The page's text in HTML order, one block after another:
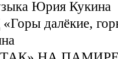
Юрия Кукина
далёкие,